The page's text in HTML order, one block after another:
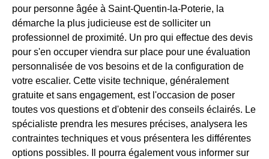
pour personne âgée à Saint-Quentin-la-Poterie, la
démarche la plus judicieuse est de solliciter un
professionnel de proximité. Un pro qui effectue des devis
pour s'en occuper viendra sur place pour une évaluation
personnalisée de vos besoins et de la configuration de
votre escalier. Cette visite technique, généralement
gratuite et sans engagement, est l'occasion de poser
toutes vos questions et d'obtenir des conseils éclairés. Le
spécialiste prendra les mesures précises, analysera les
contraintes techniques et vous présentera les différentes
options possibles. Il pourra également vous informer sur